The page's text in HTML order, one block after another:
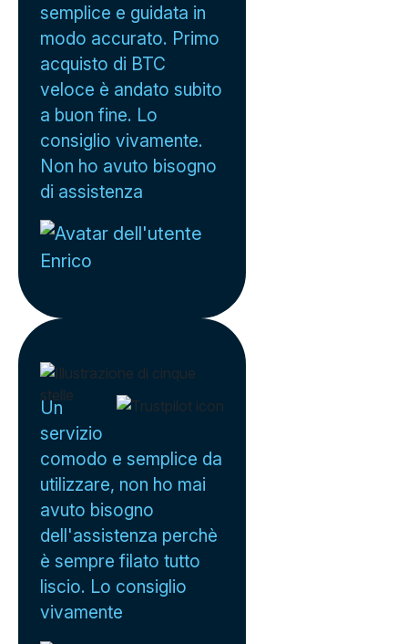
semplice e guidata in
modo accurato. Primo
acquisto di BTC
veloce è andato subito
a buon fine. Lo
consiglio vivamente.
Non ho avuto bisogno
di assistenza
Enrico
Un
servizio
comodo e semplice da
utilizzare, non ho mai
avuto bisogno
dell'assistenza perchè
è sempre filato tutto
liscio. Lo consiglio
vivamente